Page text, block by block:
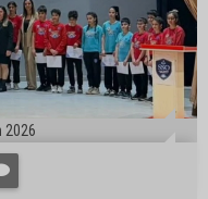
2026